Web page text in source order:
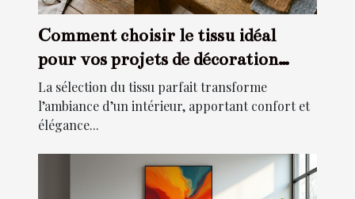
Comment choisir le tissu idéal
pour vos projets de décoration
intérieure ?
La sélection du tissu parfait transforme
l’ambiance d’un intérieur, apportant confort et
élégance...